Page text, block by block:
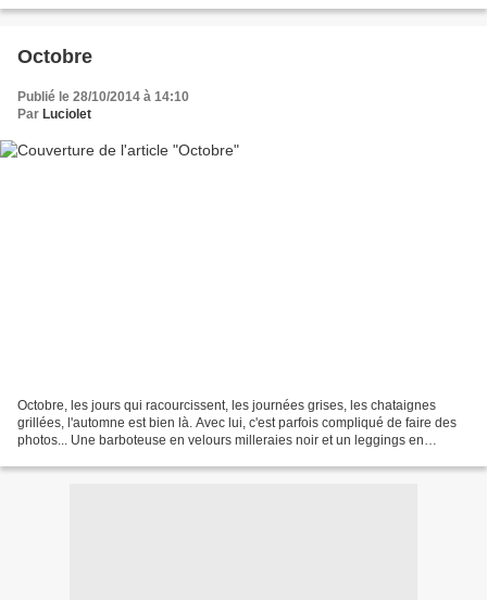
Octobre
Publié le 28/10/2014 à 14:10
Par Luciolet
Octobre, les jours qui racourcissent, les journées grises, les chataignes
grillées, l'automne est bien là. Avec lui, c'est parfois compliqué de faire des
photos... Une barboteuse en velours milleraies noir et un leggings en